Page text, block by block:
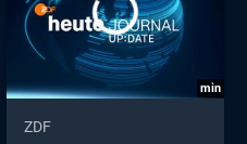
min
ZDF